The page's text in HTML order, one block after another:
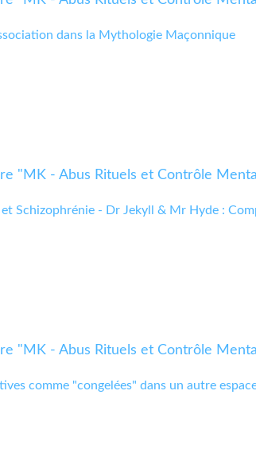
dans la Mythologie Maçonnique
Schizophrénie - Dr Jekyll & Mr Hyde :
comme "congelées" dans un autre